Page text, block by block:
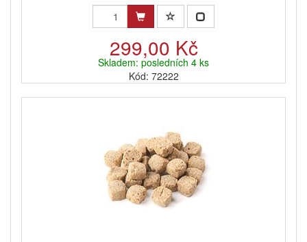
299,00 Kč
Skladem: posledních 4 ks
Kód: 72222